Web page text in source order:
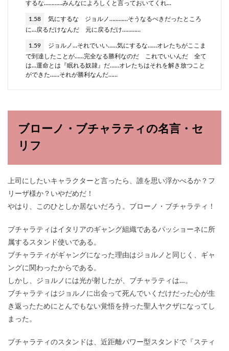
するな…………みんなによろしくと言っておいてくれ…
1.58
気にするな ジョルノ…………そうなるべきだったところ
に…戻るだけなんだ 元に戻るだけ…………
1.59
ジョルノ…それでいい……気にするな……オレたちがここま
で到達したことが……完全なる勝利なのだ これでいいんだ 全て
は…運命とは『眠れる奴隷』だ……オレたちはそれを解き放つこと
ができた……それが勝利なんだ……
ブローノ・ブチャラティの名言・セ
リフ
上司にしたいキャラクターと言ったら、誰を思い浮かべるか？フ
リーザ様か？いやだめだ！
やはり、このひとしか居ないだろう。ブローノ・ブチャラティ！
ブチャラティはイタリアのギャング組織であるパッショーネに所
属するスタンド使いである。
ブチャラティがギャングになった理由はジョルノと同じく、ギャ
ングに関わったからである。
しかし、ジョルノには光が射したが、ブチャラティは…。
ブチャラティはジョルノに出会って死んでいくだけだった心が生
き返ったためにとんでもない覚悟を持った聖人ヤクザになってし
まった。
ブチャラティのスタンドは、近距離パワー型スタンドで『スティ